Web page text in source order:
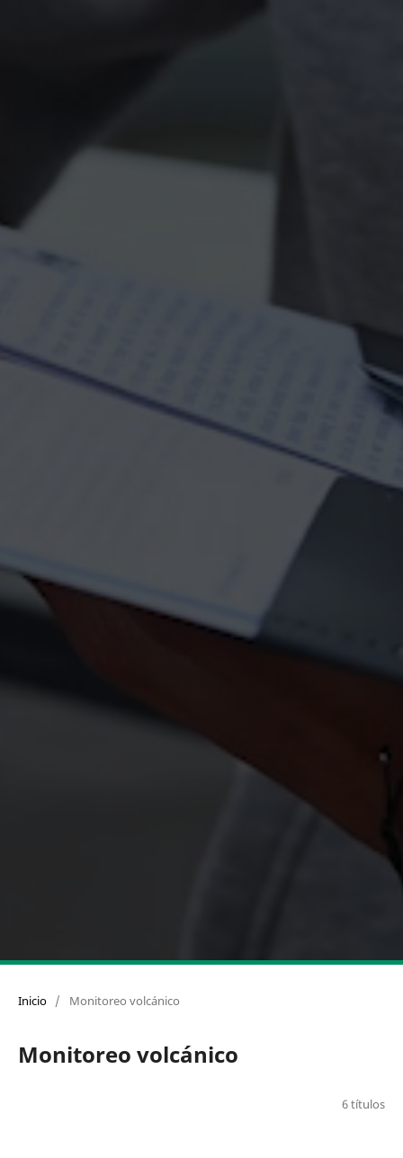
Inicio / Monitoreo volcánico
Monitoreo volcánico
6 títulos